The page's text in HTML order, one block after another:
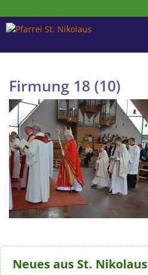
Inhalt
springen
Firmung 18 (10)
Neues aus St. Nikolaus